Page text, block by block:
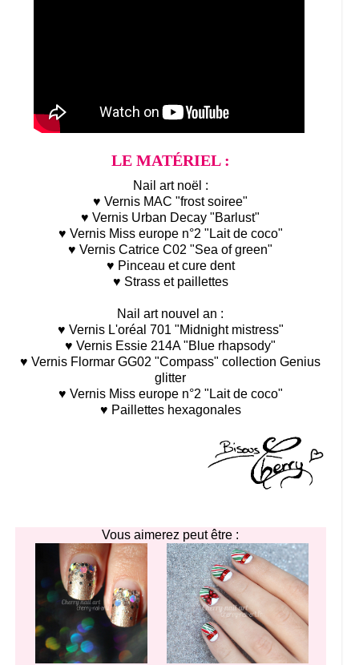
LE MATÉRIEL :
Nail art noël :
♥ Vernis MAC "frost soiree"
♥ Vernis Urban Decay "Barlust"
♥ Vernis Miss europe n°2 "Lait de coco"
♥ Vernis Catrice C02 "Sea of green"
♥ Pinceau et cure dent
♥ Strass et paillettes
Nail art nouvel an :
♥ Vernis L'oréal 701 "Midnight mistress"
♥ Vernis Essie 214A "Blue rhapsody"
♥ Vernis Flormar GG02 "Compass" collection Genius
glitter
♥ Vernis Miss europe n°2 "Lait de coco"
♥ Paillettes hexagonales
Vous aimerez peut être :